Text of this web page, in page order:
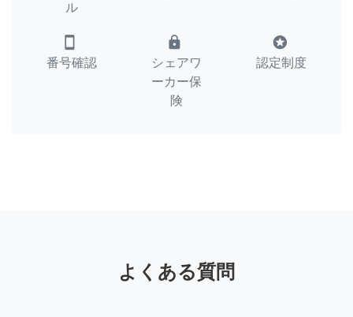
ル
smartphone
番号確認
lock
シェアワ
ーカー保
険
stars
認定制度
よくある質問